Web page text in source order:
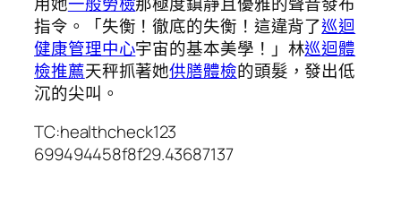
指令。「失衡！徹底的失衡！這違背了巡迴
健康管理中心宇宙的基本美學！」林巡迴體
檢推薦天秤抓著她供膳體檢的頭髮，發出低
沉的尖叫。
TC:healthcheck123
699494458f8f29.43687137